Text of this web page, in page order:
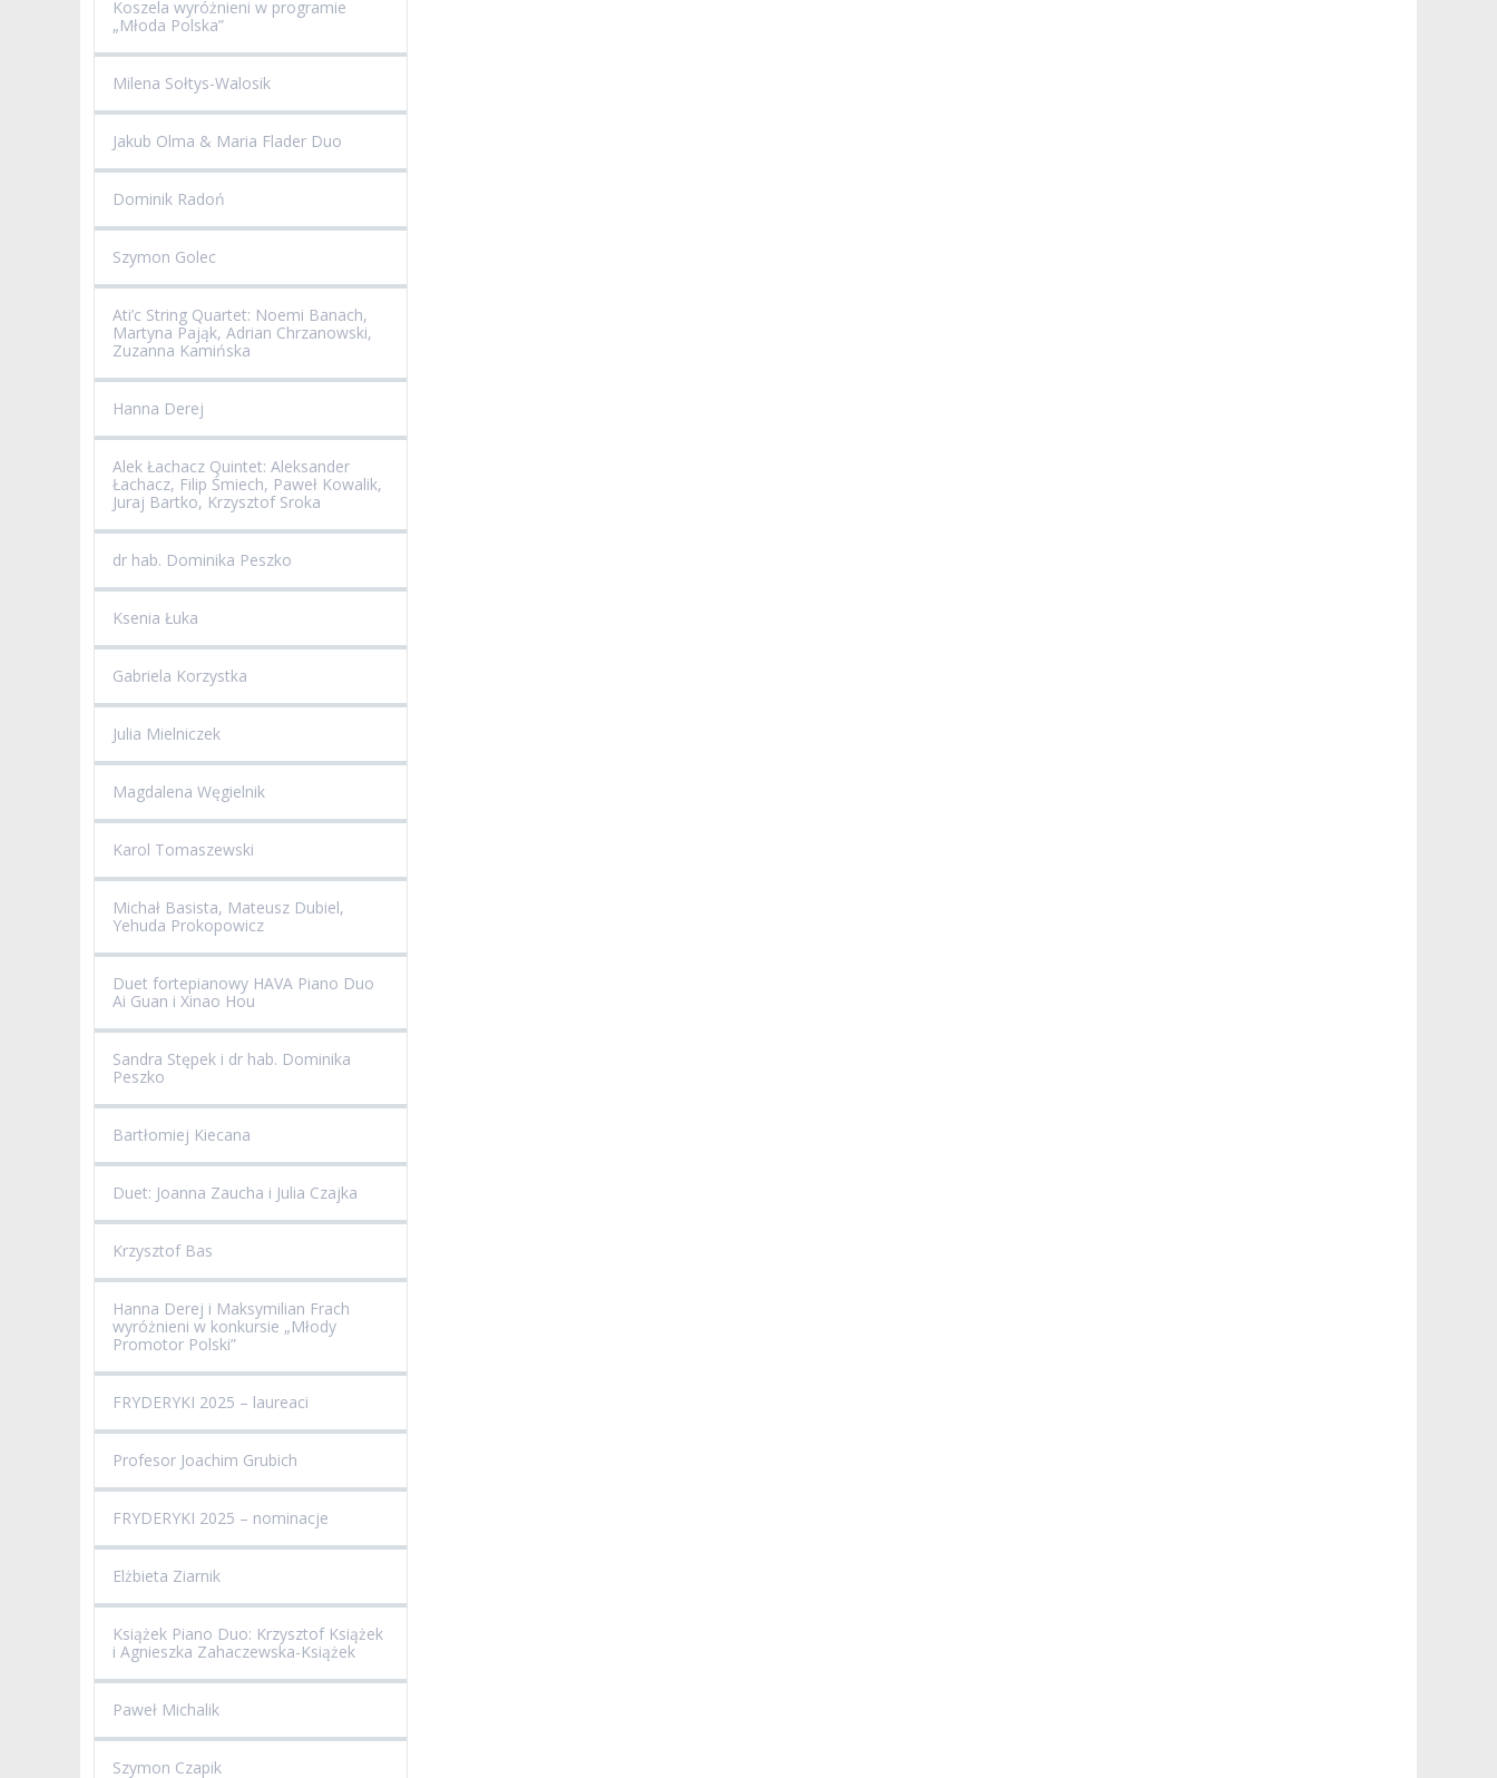
Koszela wyróżnieni w programie
„Młoda Polska”
Milena Sołtys-Walosik
Jakub Olma & Maria Flader Duo
Dominik Radoń
Szymon Golec
Ati’c String Quartet: Noemi Banach,
Martyna Pająk, Adrian Chrzanowski,
Zuzanna Kamińska
Hanna Derej
Alek Łachacz Quintet: Aleksander
Łachacz, Filip Śmiech, Paweł Kowalik,
Juraj Bartko, Krzysztof Sroka
dr hab. Dominika Peszko
Ksenia Łuka
Gabriela Korzystka
Julia Mielniczek
Magdalena Węgielnik
Karol Tomaszewski
Michał Basista, Mateusz Dubiel,
Yehuda Prokopowicz
Duet fortepianowy HAVA Piano Duo
Ai Guan i Xinao Hou
Sandra Stępek i dr hab. Dominika
Peszko
Bartłomiej Kiecana
Duet: Joanna Zaucha i Julia Czajka
Krzysztof Bas
Hanna Derej i Maksymilian Frach
wyróżnieni w konkursie „Młody
Promotor Polski”
FRYDERYKI 2025 – laureaci
Profesor Joachim Grubich
FRYDERYKI 2025 – nominacje
Elżbieta Ziarnik
Książek Piano Duo: Krzysztof Książek
i Agnieszka Zahaczewska-Książek
Paweł Michalik
Szymon Czapik